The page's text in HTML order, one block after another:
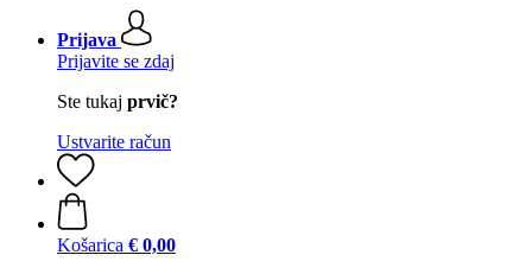
Prijava
Prijavite se zdaj
Ste tukaj prvič?
Ustvarite račun
Košarica € 0,00